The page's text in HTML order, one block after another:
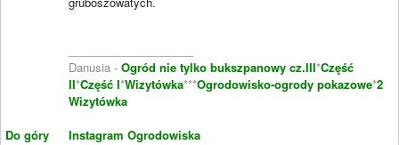
Do góry
Danusia - Ogród nie tylko bukszpanowy cz.III*Część
II*Część I*Wizytówka***Ogrodowisko-ogrody pokazowe*2
Wizytówka
Instagram Ogrodowiska